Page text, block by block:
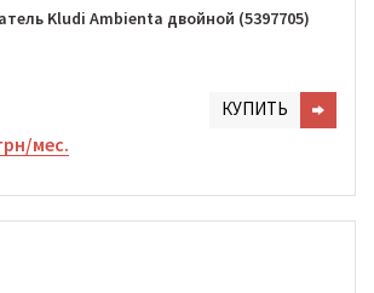
Kludi Ambienta двойной (5397705)
КУПИТЬ
мес.